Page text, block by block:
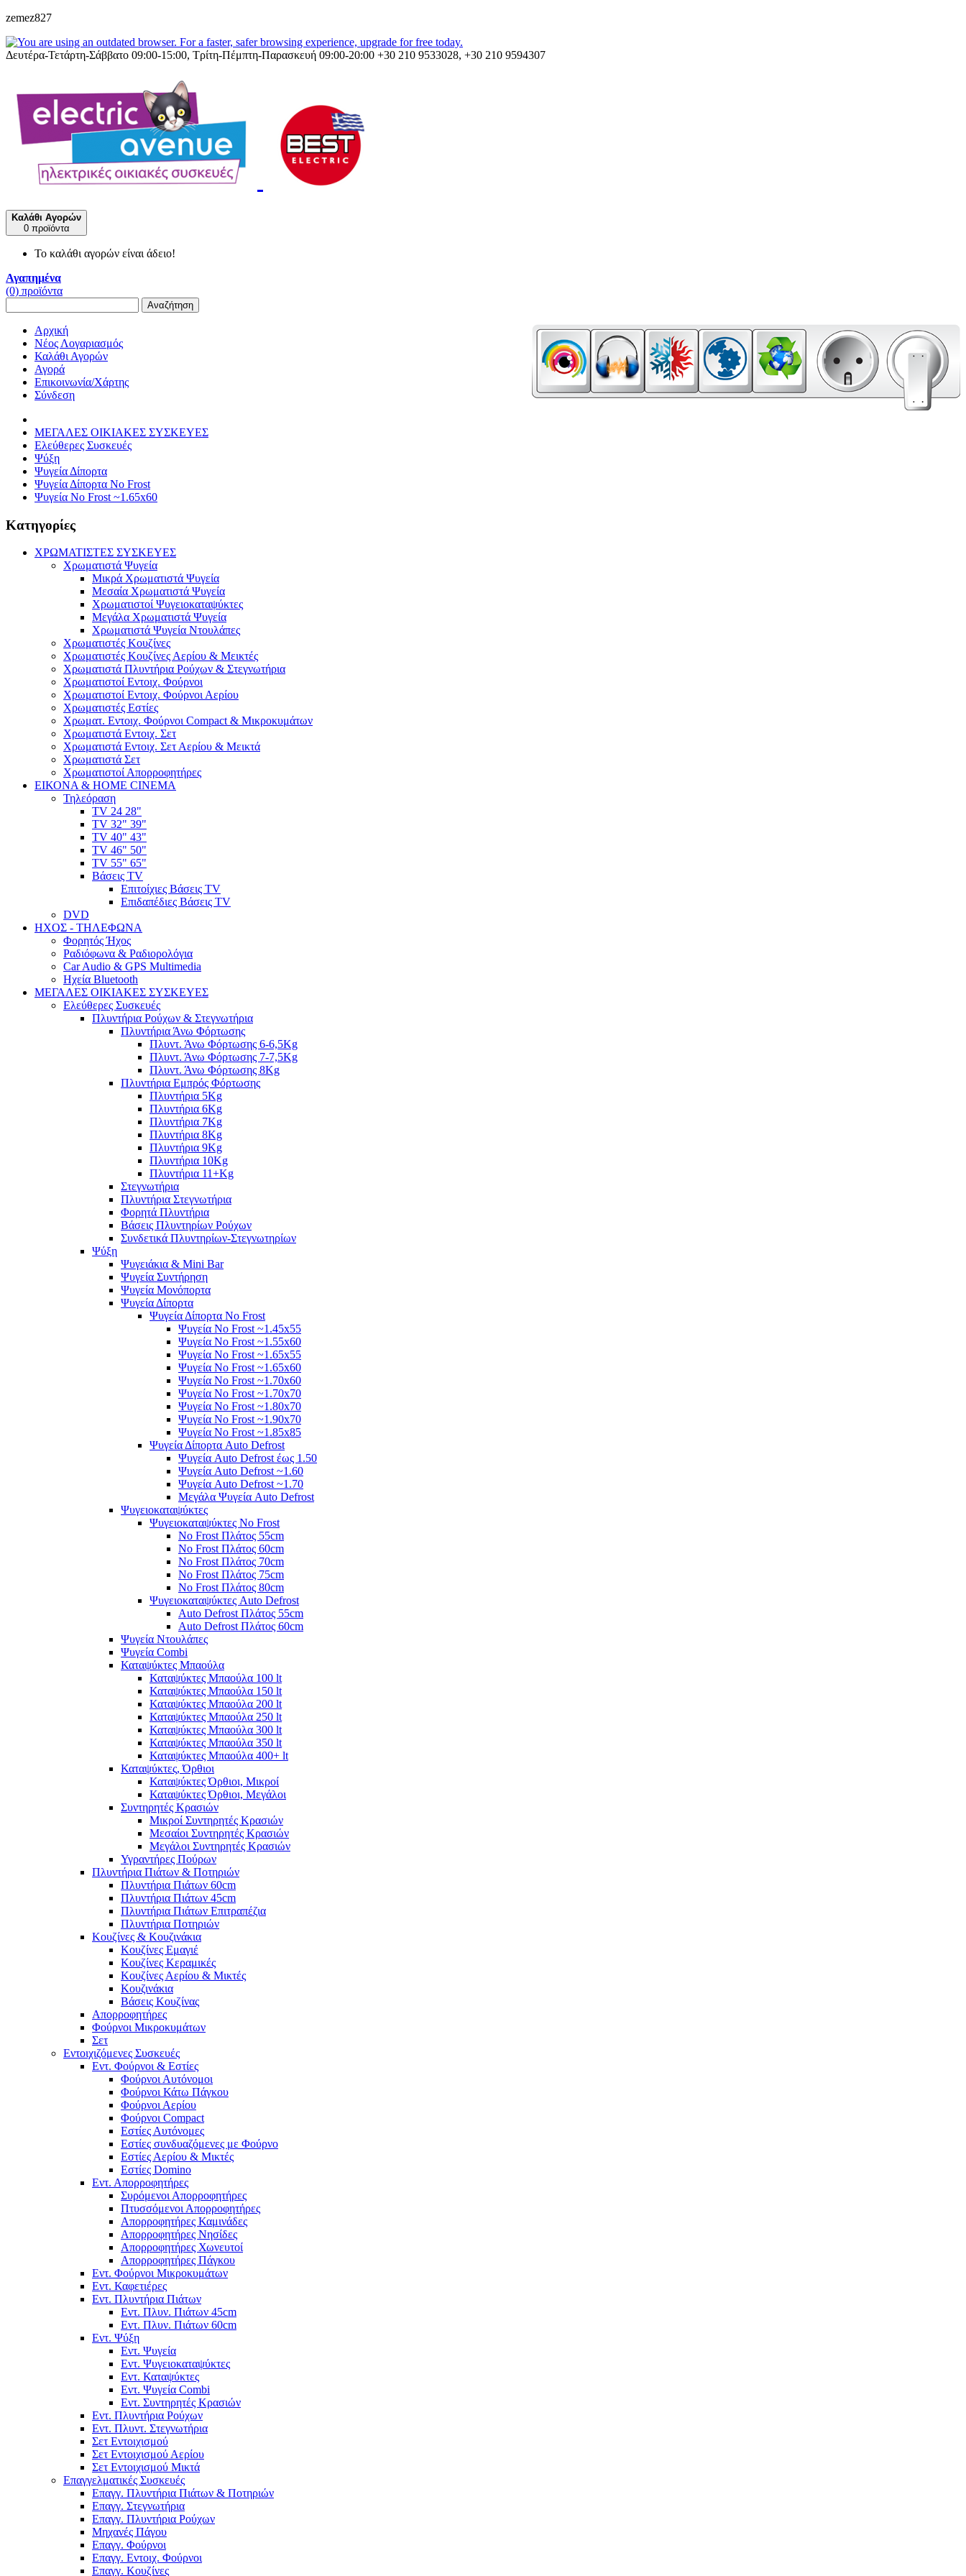
zemez827
Δευτέρα-Τετάρτη-Σάββατο 09:00-15:00, Τρίτη-Πέμπτη-Παρασκευή 09:00-20:00 +30 210 9533028, +30 210 9594307
Καλάθι Αγορών
0 προϊόντα
Το καλάθι αγορών είναι άδειο!
Αγαπημένα
(0) προϊόντα
Αναζήτηση
Αρχική
Νέος Λογαριασμός
Καλάθι Αγορών
Αγορά
Επικοινωνία/Χάρτης
Σύνδεση
ΜΕΓΑΛΕΣ ΟΙΚΙΑΚΕΣ ΣΥΣΚΕΥΕΣ
Ελεύθερες Συσκευές
Ψύξη
Ψυγεία Δίπορτα
Ψυγεία Δίπορτα No Frost
Ψυγεία No Frost ~1.65x60
Κατηγορίες
ΧΡΩΜΑΤΙΣΤΕΣ ΣΥΣΚΕΥΕΣ
Χρωματιστά Ψυγεία
Μικρά Χρωματιστά Ψυγεία
Μεσαία Χρωματιστά Ψυγεία
Χρωματιστοί Ψυγειοκαταψύκτες
Μεγάλα Χρωματιστά Ψυγεία
Χρωματιστά Ψυγεία Ντουλάπες
Χρωματιστές Κουζίνες
Χρωματιστές Κουζίνες Αερίου & Μεικτές
Χρωματιστά Πλυντήρια Ρούχων & Στεγνωτήρια
Χρωματιστοί Εντοιχ. Φούρνοι
Χρωματιστοί Εντοιχ. Φούρνοι Αερίου
Χρωματιστές Εστίες
Χρωματ. Εντοιχ. Φούρνοι Compact & Μικροκυμάτων
Χρωματιστά Εντοιχ. Σετ
Χρωματιστά Εντοιχ. Σετ Αερίου & Μεικτά
Χρωματιστά Σετ
Χρωματιστοί Απορροφητήρες
ΕΙΚΟΝΑ & HOME CINEMA
Τηλεόραση
TV 24 28"
TV 32" 39"
TV 40" 43"
TV 46" 50"
TV 55" 65"
Βάσεις TV
Επιτοίχιες Βάσεις TV
Επιδαπέδιες Βάσεις TV
DVD
ΗΧΟΣ - ΤΗΛΕΦΩΝΑ
Φορητός Ήχος
Ραδιόφωνα & Ραδιορολόγια
Car Audio & GPS Multimedia
Ηχεία Bluetooth
ΜΕΓΑΛΕΣ ΟΙΚΙΑΚΕΣ ΣΥΣΚΕΥΕΣ
Ελεύθερες Συσκευές
Πλυντήρια Ρούχων & Στεγνωτήρια
Πλυντήρια Άνω Φόρτωσης
Πλυντ. Άνω Φόρτωσης 6-6,5Kg
Πλυντ. Άνω Φόρτωσης 7-7,5Kg
Πλυντ. Άνω Φόρτωσης 8Kg
Πλυντήρια Εμπρός Φόρτωσης
Πλυντήρια 5Kg
Πλυντήρια 6Kg
Πλυντήρια 7Kg
Πλυντήρια 8Kg
Πλυντήρια 9Kg
Πλυντήρια 10Kg
Πλυντήρια 11+Kg
Στεγνωτήρια
Πλυντήρια Στεγνωτήρια
Φορητά Πλυντήρια
Βάσεις Πλυντηρίων Ρούχων
Συνδετικά Πλυντηρίων-Στεγνωτηρίων
Ψύξη
Ψυγειάκια & Mini Bar
Ψυγεία Συντήρηση
Ψυγεία Μονόπορτα
Ψυγεία Δίπορτα
Ψυγεία Δίπορτα No Frost
Ψυγεία No Frost ~1.45x55
Ψυγεία No Frost ~1.55x60
Ψυγεία No Frost ~1.65x55
Ψυγεία No Frost ~1.65x60
Ψυγεία No Frost ~1.70x60
Ψυγεία No Frost ~1.70x70
Ψυγεία No Frost ~1.80x70
Ψυγεία No Frost ~1.90x70
Ψυγεία No Frost ~1.85x85
Ψυγεία Δίπορτα Auto Defrost
Ψυγεία Auto Defrost έως 1.50
Ψυγεία Auto Defrost ~1.60
Ψυγεία Auto Defrost ~1.70
Μεγάλα Ψυγεία Auto Defrost
Ψυγειοκαταψύκτες
Ψυγειοκαταψύκτες No Frost
No Frost Πλάτος 55cm
No Frost Πλάτος 60cm
No Frost Πλάτος 70cm
No Frost Πλάτος 75cm
No Frost Πλάτος 80cm
Ψυγειοκαταψύκτες Auto Defrost
Auto Defrost Πλάτος 55cm
Auto Defrost Πλάτος 60cm
Ψυγεία Ντουλάπες
Ψυγεία Combi
Καταψύκτες Μπαούλα
Καταψύκτες Μπαούλα 100 lt
Καταψύκτες Μπαούλα 150 lt
Καταψύκτες Μπαούλα 200 lt
Καταψύκτες Μπαούλα 250 lt
Καταψύκτες Μπαούλα 300 lt
Καταψύκτες Μπαούλα 350 lt
Καταψύκτες Μπαούλα 400+ lt
Καταψύκτες, Όρθιοι
Καταψύκτες Όρθιοι, Μικροί
Καταψύκτες Όρθιοι, Μεγάλοι
Συντηρητές Κρασιών
Μικροί Συντηρητές Κρασιών
Μεσαίοι Συντηρητές Κρασιών
Μεγάλοι Συντηρητές Κρασιών
Υγραντήρες Πούρων
Πλυντήρια Πιάτων & Ποτηριών
Πλυντήρια Πιάτων 60cm
Πλυντήρια Πιάτων 45cm
Πλυντήρια Πιάτων Επιτραπέζια
Πλυντήρια Ποτηριών
Κουζίνες & Κουζινάκια
Κουζίνες Εμαγιέ
Κουζίνες Κεραμικές
Κουζίνες Αερίου & Μικτές
Κουζινάκια
Βάσεις Κουζίνας
Απορροφητήρες
Φούρνοι Μικροκυμάτων
Σετ
Εντοιχιζόμενες Συσκευές
Εντ. Φούρνοι & Εστίες
Φούρνοι Αυτόνομοι
Φούρνοι Κάτω Πάγκου
Φούρνοι Αερίου
Φούρνοι Compact
Εστίες Αυτόνομες
Εστίες συνδυαζόμενες με Φούρνο
Εστίες Αερίου & Μικτές
Εστίες Domino
Εντ. Απορροφητήρες
Συρόμενοι Απορροφητήρες
Πτυσσόμενοι Απορροφητήρες
Απορροφητήρες Καμινάδες
Απορροφητήρες Νησίδες
Απορροφητήρες Χωνευτοί
Απορροφητήρες Πάγκου
Εντ. Φούρνοι Μικροκυμάτων
Εντ. Καφετιέρες
Εντ. Πλυντήρια Πιάτων
Εντ. Πλυν. Πιάτων 45cm
Εντ. Πλυν. Πιάτων 60cm
Εντ. Ψύξη
Εντ. Ψυγεία
Εντ. Ψυγειοκαταψύκτες
Εντ. Καταψύκτες
Εντ. Ψυγεία Combi
Εντ. Συντηρητές Κρασιών
Εντ. Πλυντήρια Ρούχων
Εντ. Πλυντ. Στεγνωτήρια
Σετ Εντοιχισμού
Σετ Εντοιχισμού Αερίου
Σετ Εντοιχισμού Μικτά
Επαγγελματικές Συσκευές
Επαγγ. Πλυντήρια Πιάτων & Ποτηριών
Επαγγ. Στεγνωτήρια
Επαγγ. Πλυντήρια Ρούχων
Μηχανές Πάγου
Επαγγ. Φούρνοι
Επαγγ. Εντοιχ. Φούρνοι
Επαγγ. Κουζίνες